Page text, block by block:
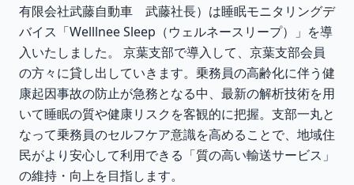
有限会社武藤自動車 武藤社長）は睡眠モニタリングデ
バイス「Welllnee Sleep（ウェルネースリープ）」を導
入いたしました。 京葉支部で導入して、京葉支部会員
の方々に貸し出していきます。乗務員の高齢化に伴う健
康起因事故の防止が急務となる中、最新の解析技術を用
いて睡眠の質や健康リスクを客観的に把握。支部一丸と
なって乗務員のセルフケア意識を高めることで、地域住
民がより安心して利用できる「質の高い輸送サービス」
の維持・向上を目指します。